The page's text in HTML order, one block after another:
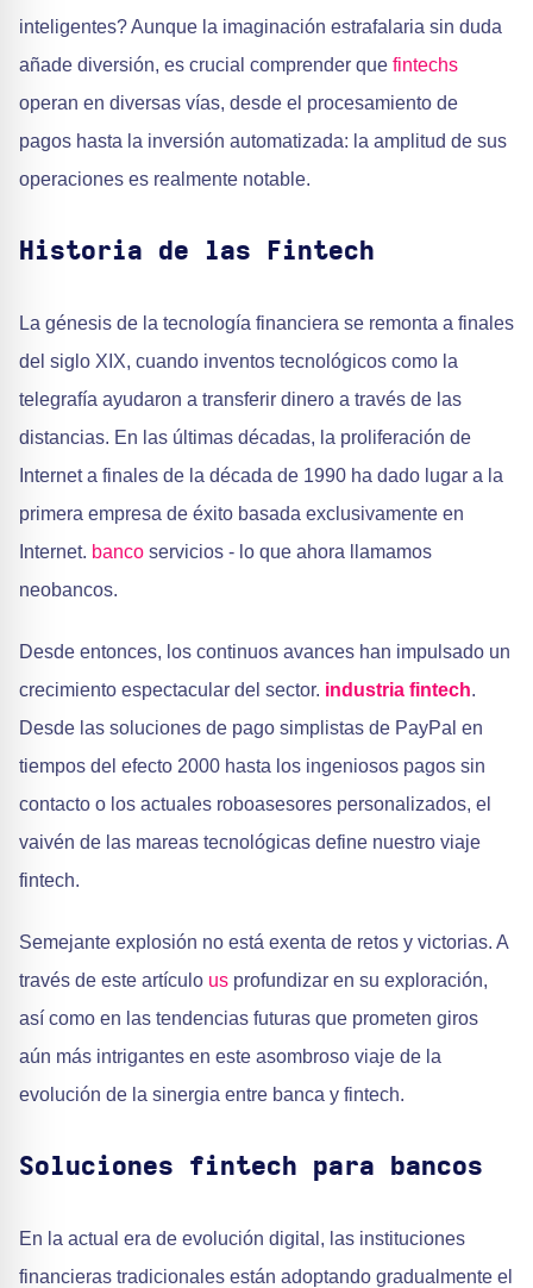
inteligentes? Aunque la imaginación estrafalaria sin duda
añade diversión, es crucial comprender que fintechs
operan en diversas vías, desde el procesamiento de
pagos hasta la inversión automatizada: la amplitud de sus
operaciones es realmente notable.
Historia de las Fintech
La génesis de la tecnología financiera se remonta a finales
del siglo XIX, cuando inventos tecnológicos como la
telegrafía ayudaron a transferir dinero a través de las
distancias. En las últimas décadas, la proliferación de
Internet a finales de la década de 1990 ha dado lugar a la
primera empresa de éxito basada exclusivamente en
Internet. banco servicios - lo que ahora llamamos
neobancos.
Desde entonces, los continuos avances han impulsado un
crecimiento espectacular del sector. industria fintech.
Desde las soluciones de pago simplistas de PayPal en
tiempos del efecto 2000 hasta los ingeniosos pagos sin
contacto o los actuales roboasesores personalizados, el
vaivén de las mareas tecnológicas define nuestro viaje
fintech.
Semejante explosión no está exenta de retos y victorias. A
través de este artículo us profundizar en su exploración,
así como en las tendencias futuras que prometen giros
aún más intrigantes en este asombroso viaje de la
evolución de la sinergia entre banca y fintech.
Soluciones fintech para bancos
En la actual era de evolución digital, las instituciones
financieras tradicionales están adoptando gradualmente el